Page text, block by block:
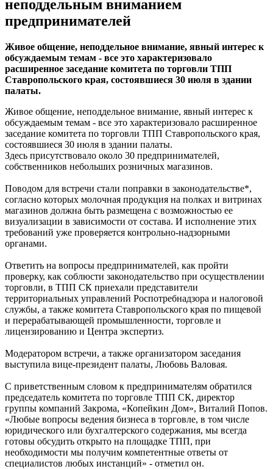
неподдельным вниманием
предпринимателей
Живое общение, неподдельное внимание, явный интерес к
обсуждаемым темам - все это характеризовало
расширенное заседание комитета по торговли ТПП
Ставропольского края, состоявшиеся 30 июля в здании
палаты.
Живое общение, неподдельное внимание, явный интерес к
обсуждаемым темам - все это характеризовало расширенное
заседание комитета по торговли ТПП Ставропольского края,
состоявшиеся 30 июля в здании палаты.
Здесь присутствовало около 30 предпринимателей,
собственников небольших розничных магазинов.
Поводом для встречи стали поправки в законодательстве*,
согласно которых молочная продукция на полках и витринах
магазинов должна быть размещена с возможностью ее
визуализации в зависимости от состава. И исполнение этих
требований уже проверяется контрольно-надзорными
органами.
Ответить на вопросы предпринимателей, как пройти
проверку, как соблюсти законодательство при осуществлении
торговли, в ТПП СК приехали представители
территориальных управлений Роспотребнадзора и налоговой
службы, а также комитета Ставропольского края по пищевой
и перерабатывающей промышленности, торговле и
лицензированию и Центра экспертиз.
Модератором встречи, а также организатором заседания
выступила вице-президент палаты, Любовь Валовая.
С приветственным словом к предпринимателям обратился
председатель комитета по торговле ТПП СК, директор
группы компаний Закрома, «Копейкин Дом», Виталий Попов.
«Любые вопросы ведения бизнеса в торговле, в том числе
юридического или бухгалтерского содержания, мы всегда
готовы обсудить открыто на площадке ТПП, при
необходимости мы получим компетентные ответы от
специалистов любых инстанций» - отметил он.